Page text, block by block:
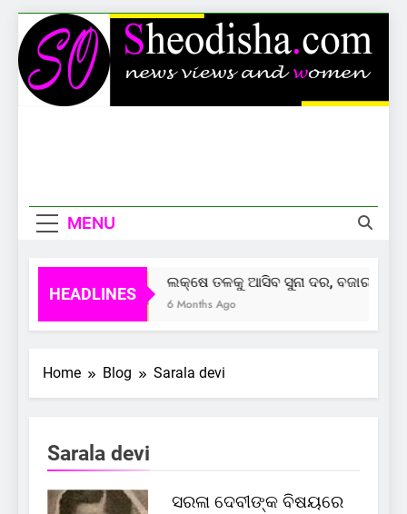
Skip
to
content
MENU
HEADLINES
ଲକ୍ଷେ ତଳକୁ ଆସିବ ସୁନା ଦର, ବଜାର
6 Months Ago
Home Blog Sarala devi
Sarala devi
ସରଳା ଦେବୀଙ୍କ ବିଷୟରେ